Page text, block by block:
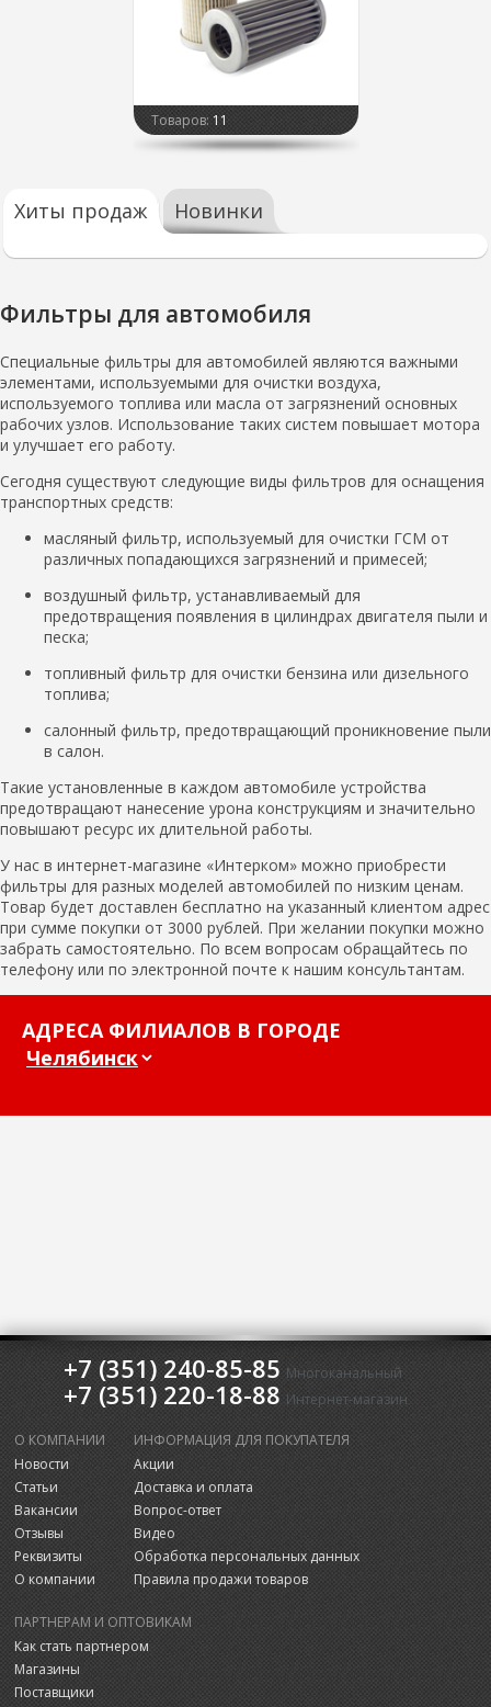
Товаров: 11
Хиты продаж Новинки
Фильтры для автомобиля
Специальные фильтры для автомобилей являются важными
элементами, используемыми для очистки воздуха,
используемого топлива или масла от загрязнений основных
рабочих узлов. Использование таких систем повышает мотора
и улучшает его работу.
Сегодня существуют следующие виды фильтров для оснащения
транспортных средств:
масляный фильтр, используемый для очистки ГСМ от
различных попадающихся загрязнений и примесей;
воздушный фильтр, устанавливаемый для
предотвращения появления в цилиндрах двигателя пыли и
песка;
топливный фильтр для очистки бензина или дизельного
топлива;
салонный фильтр, предотвращающий проникновение пыли
в салон.
Такие установленные в каждом автомобиле устройства
предотвращают нанесение урона конструкциям и значительно
повышают ресурс их длительной работы.
У нас в интернет-магазине «Интерком» можно приобрести
фильтры для разных моделей автомобилей по низким ценам.
Товар будет доставлен бесплатно на указанный клиентом адрес
при сумме покупки от 3000 рублей. При желании покупки можно
забрать самостоятельно. По всем вопросам обращайтесь по
телефону или по электронной почте к нашим консультантам.
АДРЕСА ФИЛИАЛОВ В ГОРОДЕ
+7 (351) 240-85-85 Многоканальный
+7 (351) 220-18-88 Интернет-магазин
О КОМПАНИИ
Новости
Статьи
Вакансии
Отзывы
Реквизиты
О компании
ИНФОРМАЦИЯ ДЛЯ ПОКУПАТЕЛЯ
Акции
Доставка и оплата
Вопрос-ответ
Видео
Обработка персональных данных
Правила продажи товаров
ПАРТНЕРАМ И ОПТОВИКАМ
Как стать партнером
Магазины
Поставщики